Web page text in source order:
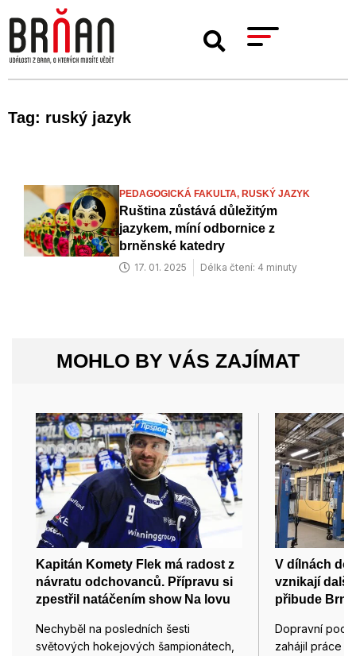
Tag: ruský jazyk
PEDAGOGICKÁ FAKULTA, RUSKÝ JAZYK
Ruština zůstává důležitým
jazykem, míní odbornice z
brněnské katedry
17. 01. 2025 Délka čtení: 4 minuty
MOHLO BY VÁS ZAJÍMAT
Kapitán Komety Flek má radost z
návratu odchovanců. Přípravu si
zpestřil natáčením show Na lovu
Nechyběl na posledních šesti
světových hokejových šampionátech,
V dílnách
vznikají další
přibude
Dopravní
zahájil práce